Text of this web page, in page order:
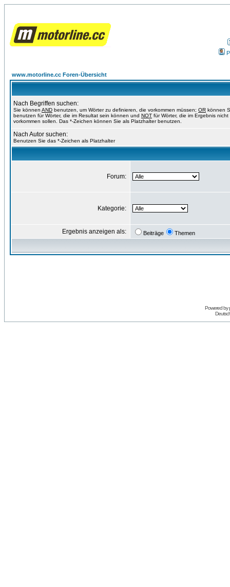
www.motorline.cc Foren-Übersicht
Nach Begriffen suchen:
Sie können AND benutzen, um Wörter zu definieren, die vorkommen müssen; OR können
benutzen für Wörter, die im Resultat sein können und NOT für Wörter, die im Ergebnis nicht
vorkommen sollen. Das *-Zeichen können Sie als Platzhalter benutzen.
Nach Autor suchen:
Benutzen Sie das *-Zeichen als Platzhalter
Forum:
Kategorie:
Ergebnis anzeigen als: Beiträge Themen
Powered by